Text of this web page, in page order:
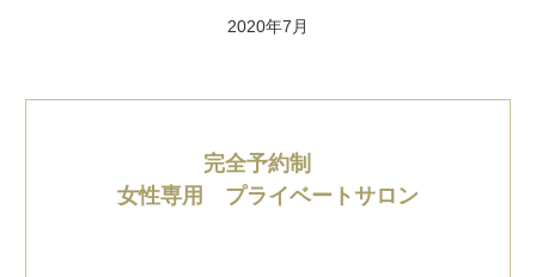
2020年7月
完全予約制
女性専用 プライベートサロン